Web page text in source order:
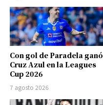
Con gol de Paradela ganó
Cruz Azul en la Leagues
Cup 2026
7 agosto 2026